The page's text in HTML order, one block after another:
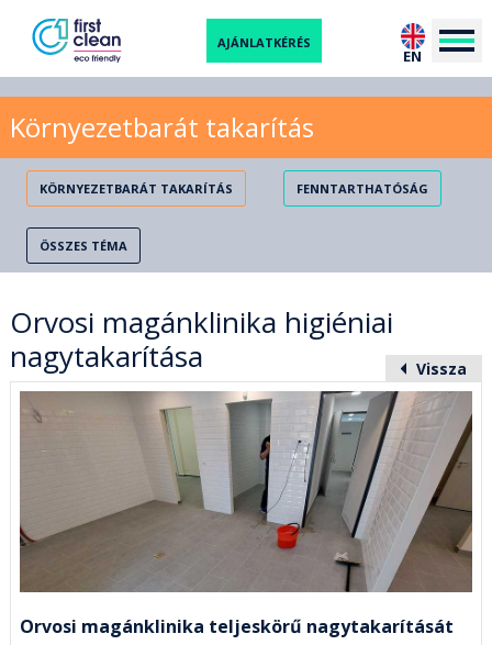
EN
AJÁNLATKÉRÉS
Környezetbarát takarítás
KÖRNYEZETBARÁT TAKARÍTÁS FENNTARTHATÓSÁG
ÖSSZES TÉMA
Orvosi magánklinika higiéniai
nagytakarítása
Vissza
Orvosi magánklinika teljeskörű nagytakarítását